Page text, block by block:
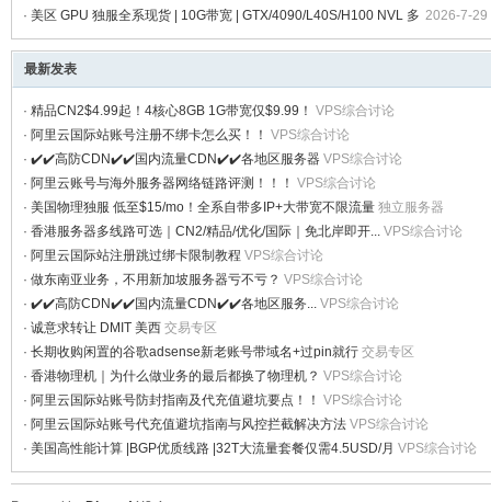
月 VPS综合讨论 2026-7-29
· 美区 GPU 独服全系现货 | 10G带宽 | GTX/4090/L40S/H100 NVL 多
款可选 独立服务器
最新发表
· 精品CN2$4.99起！4核心8GB 1G带宽仅$9.99！ VPS综合讨论
· 阿里云国际站账号注册不绑卡怎么买！！ VPS综合讨论
· ✔️✔️高防CDN✔️✔️国内流量CDN✔️✔️各地区服务器 VPS综合讨论
· 阿里云账号与海外服务器网络链路评测！！！ VPS综合讨论
· 美国物理独服 低至$15/mo！全系自带多IP+大带宽不限流量 独立服务器
· 香港服务器多线路可选｜CN2/精品/优化/国际｜免北岸即开... VPS综合讨论
· 阿里云国际站注册跳过绑卡限制教程 VPS综合讨论
· 做东南亚业务，不用新加坡服务器亏不亏？ VPS综合讨论
· ✔️✔️高防CDN✔️✔️国内流量CDN✔️✔️各地区服务... VPS综合讨论
· 诚意求转让 DMIT 美西 交易专区
· 长期收购闲置的谷歌adsense新老账号带域名+过pin就行 交易专区
· 香港物理机｜为什么做业务的最后都换了物理机？ VPS综合讨论
· 阿里云国际站账号防封指南及代充值避坑要点！！ VPS综合讨论
· 阿里云国际站账号代充值避坑指南与风控拦截解决方法 VPS综合讨论
· 美国高性能计算 |BGP优质线路 |32T大流量套餐仅需4.5USD/月 VPS综合讨论